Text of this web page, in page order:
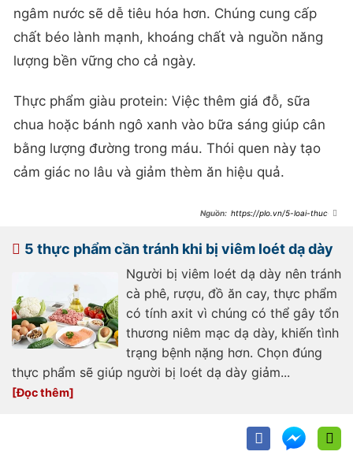
ngâm nước sẽ dễ tiêu hóa hơn. Chúng cung cấp
chất béo lành mạnh, khoáng chất và nguồn năng
lượng bền vững cho cả ngày.
Thực phẩm giàu protein: Việc thêm giá đỗ, sữa
chua hoặc bánh ngô xanh vào bữa sáng giúp cân
bằng lượng đường trong máu. Thói quen này tạo
cảm giác no lâu và giảm thèm ăn hiệu quả.
https://plo.vn/5-loai-thuc-
post910896.html
5 thực phẩm cần tránh khi bị viêm loét dạ dày
Người bị viêm loét dạ dày nên tránh
cà phê, rượu, đồ ăn cay, thực phẩm
có tính axit vì chúng có thể gây tổn
thương niêm mạc dạ dày, khiến tình
trạng bệnh nặng hơn. Chọn đúng
thực phẩm sẽ giúp người bị loét dạ dày giảm...